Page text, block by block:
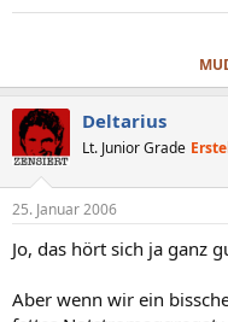
Deltarius
Lt. Junior Grade
25. Januar 2006
Jo, das hört sich ja ganz
Aber wenn wir ein